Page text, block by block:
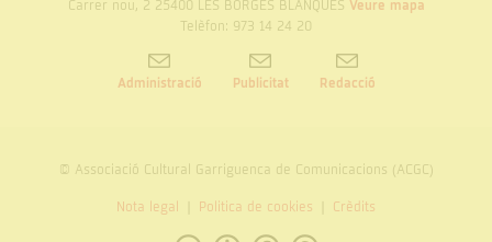
Carrer nou, 2 25400 LES BORGES BLANQUES Veure mapa
Telèfon: 973 14 24 20
Administració Publicitat Redacció
© Associació Cultural Garriguenca de Comunicacions (ACGC)
Nota legal Politica de cookies Crèdits